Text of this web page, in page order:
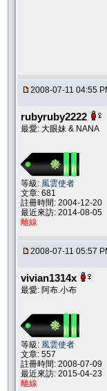
2008-07-11 04:55
rubyruby2222
最愛: 大眼妹 & NANA
等級: 風雲使者
文章: 681
註冊時間: 2004-12-20
最近來訪: 2014-08-05
離線
2008-07-11 05:57
vivian1314x
最愛: 阿布.小布
等級: 風雲使者
文章: 557
註冊時間: 2008-07-09
最近來訪: 2015-04-23
離線